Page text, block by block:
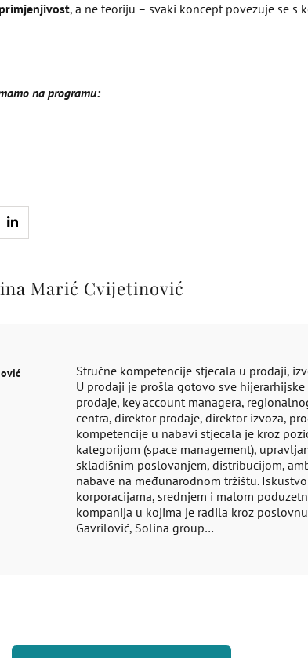
primjenjivost, a ne teoriju – svaki koncept povezuje se s
na programu:
Marić Cvijetinović
Stručne kompetencije stjecala u prodaji,
U prodaji je prošla gotovo sve
prodaje, key account managera,
centra, direktor prodaje, direktor izvoza,
kompetencije u nabavi stjecala je kroz
kategorijom (space management),
skladišnim poslovanjem, distribucijom,
nabave na međunarodnom tržištu.
korporacijama, srednjem i malom
kompanija u kojima je radila kroz
Gavrilović, Solina group…